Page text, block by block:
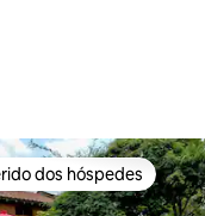
dos hóspedes
dos hóspedes